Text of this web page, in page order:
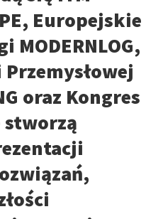
Europejskie
oraz Kongres
stworzą